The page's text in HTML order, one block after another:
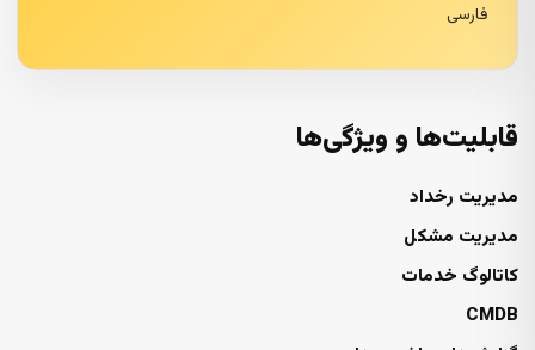
فارسی
قابلیت‌ها و ویژگی‌ها
مدیریت رخداد
مدیریت مشکل
کاتالوگ خدمات
CMDB